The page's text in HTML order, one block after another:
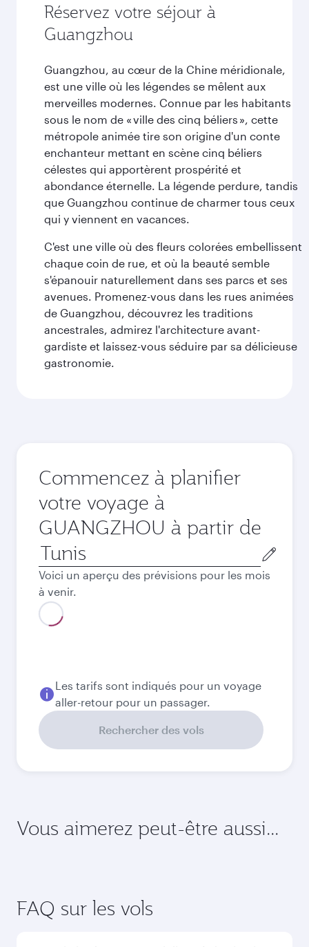
Réservez votre séjour à
Guangzhou
Guangzhou, au cœur de la Chine méridionale,
est une ville où les légendes se mêlent aux
merveilles modernes. Connue par les habitants
sous le nom de « ville des cinq béliers », cette
métropole animée tire son origine d'un conte
enchanteur mettant en scène cinq béliers
célestes qui apportèrent prospérité et
abondance éternelle. La légende perdure, tandis
que Guangzhou continue de charmer tous ceux
qui y viennent en vacances.
C'est une ville où des fleurs colorées embellissent
chaque coin de rue, et où la beauté semble
s'épanouir naturellement dans ses parcs et ses
avenues. Promenez-vous dans les rues animées
de Guangzhou, découvrez les traditions
ancestrales, admirez l'architecture avant-
gardiste et laissez-vous séduire par sa délicieuse
gastronomie.
Commencez à planifier
votre voyage à
GUANGZHOU à partir de
Ville
de
départ
Voici un aperçu des prévisions pour les mois
à venir.
Les tarifs sont indiqués pour un voyage
aller-retour pour un passager.
Rechercher des vols
Vous aimerez peut-être aussi...
FAQ sur les vols